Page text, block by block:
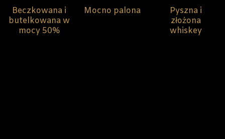
Beczkowana i
butelkowana w
mocy 50%
Mocno palona
Pyszna i
złożona
whiskey